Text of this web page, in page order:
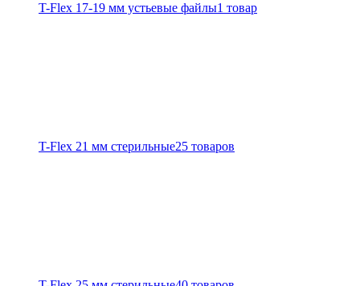
T-Flex 17-19 мм устьевые файлы1 товар
T-Flex 21 мм стерильные25 товаров